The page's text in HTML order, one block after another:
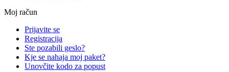
Moj račun
Prijavite se
Registracija
Ste pozabili geslo?
Kje se nahaja moj paket?
Unovčite kodo za popust